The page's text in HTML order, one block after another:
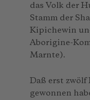
das Volk der
Stamm der
Kipichewin
Aborigine-
Marnte).
Daß erst zwölf
gewonnen